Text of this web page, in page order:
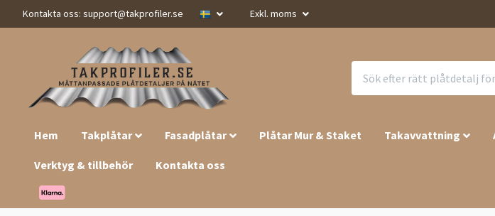
Kontakta oss: support@takprofiler.se Exkl. moms
Hem Takplåtar Fasadplåtar Plåtar Mur & Staket Takavvattning
Verktyg & tillbehör Kontakta oss